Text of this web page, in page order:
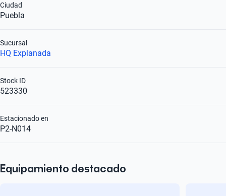
Puebla
Ciudad
HQ Explanada
Sucursal
523330
Stock ID
P2-N014
Estacionado en
Equipamiento destacado